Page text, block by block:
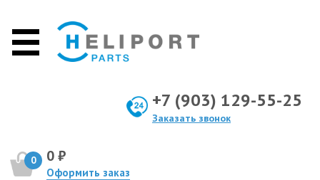
+7 (903) 129-55-25
Заказать звонок
0 0 ₽
Оформить заказ